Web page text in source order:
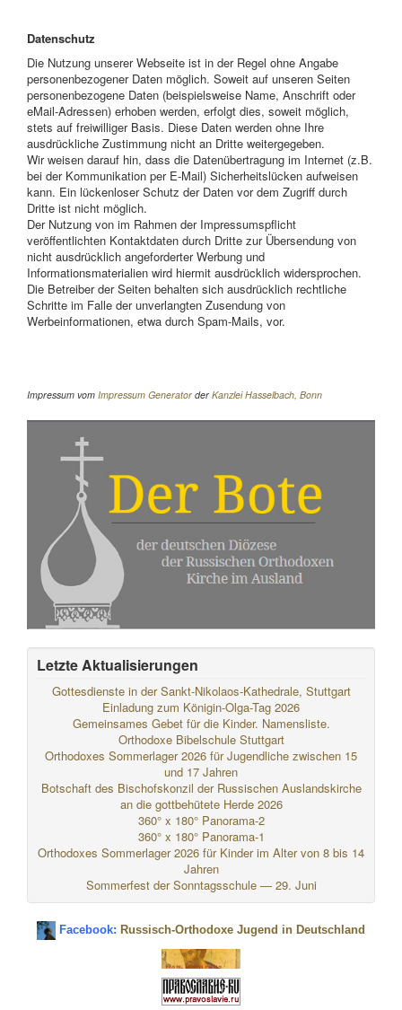
Datenschutz
Die Nutzung unserer Webseite ist in der Regel ohne Angabe
personenbezogener Daten möglich. Soweit auf unseren Seiten
personenbezogene Daten (beispielsweise Name, Anschrift oder
eMail-Adressen) erhoben werden, erfolgt dies, soweit möglich,
stets auf freiwilliger Basis. Diese Daten werden ohne Ihre
ausdrückliche Zustimmung nicht an Dritte weitergegeben.
Wir weisen darauf hin, dass die Datenübertragung im Internet (z.B.
bei der Kommunikation per E-Mail) Sicherheitslücken aufweisen
kann. Ein lückenloser Schutz der Daten vor dem Zugriff durch
Dritte ist nicht möglich.
Der Nutzung von im Rahmen der Impressumspflicht
veröffentlichten Kontaktdaten durch Dritte zur Übersendung von
nicht ausdrücklich angeforderter Werbung und
Informationsmaterialien wird hiermit ausdrücklich widersprochen.
Die Betreiber der Seiten behalten sich ausdrücklich rechtliche
Schritte im Falle der unverlangten Zusendung von
Werbeinformationen, etwa durch Spam-Mails, vor.
Impressum vom Impressum Generator der Kanzlei Hasselbach, Bonn
Letzte Aktualisierungen
Gottesdienste in der Sankt-Nikolaos-Kathedrale, Stuttgart
Einladung zum Königin-Olga-Tag 2026
Gemeinsames Gebet für die Kinder. Namensliste.
Orthodoxe Bibelschule Stuttgart
Orthodoxes Sommerlager 2026 für Jugendliche zwischen 15
und 17 Jahren
Botschaft des Bischofskonzil der Russischen Auslandskirche
an die gottbehütete Herde 2026
360° x 180° Panorama-2
360° x 180° Panorama-1
Orthodoxes Sommerlager 2026 für Kinder im Alter von 8 bis 14
Jahren
Sommerfest der Sonntagsschule — 29. Juni
Facebook: Russisch-Orthodoxe Jugend in Deutschland